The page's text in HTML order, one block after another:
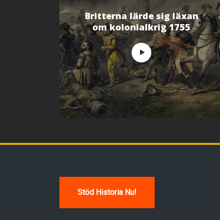
s
t
e
r
)
Britterna lärde sig läxan
om kolonialkrig 1755
Stöd Historia Nu!